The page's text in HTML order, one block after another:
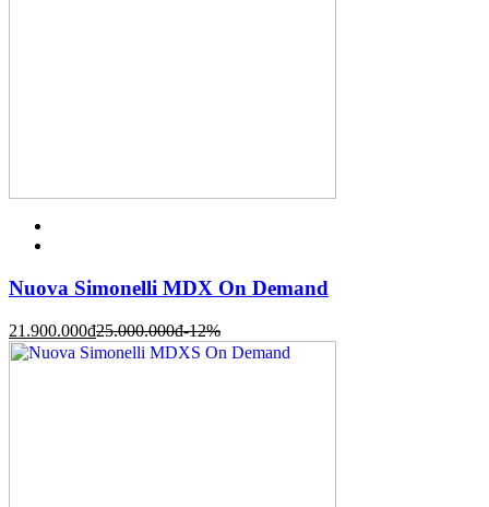
Nuova Simonelli MDX On Demand
21.900.000đ25.000.000đ-12%